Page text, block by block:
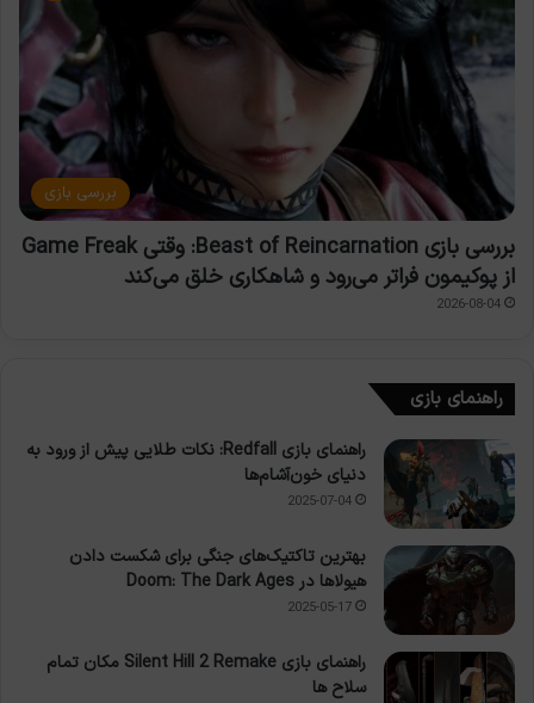
بررسی بازی
بررسی بازی Beast of Reincarnation: وقتی Game Freak
از پوکیمون فراتر می‌رود و شاهکاری خلق می‌کند
2026-08-04
راهنمای بازی
راهنمای بازی Redfall: نکات طلایی پیش از ورود به
دنیای خون‌آشام‌ها
2025-07-04
بهترین تاکتیک‌های جنگی برای شکست دادن
هیولاها در Doom: The Dark Ages
2025-05-17
راهنمای بازی Silent Hill 2 Remake مکان تمام
سلاح ها